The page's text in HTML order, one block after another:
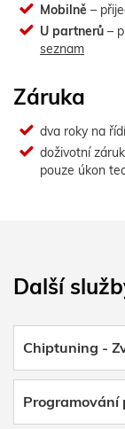
Mobilně –
U partnerů –
seznam
Záruka
dva roky na
doživotní
pouze úkon
Další
Chiptuning -
Programování